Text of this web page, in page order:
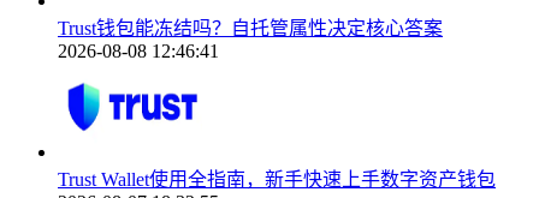
Trust钱包能冻结吗？自托管属性决定核心答案
2026-08-08 12:46:41
Trust Wallet使用全指南，新手快速上手数字资产钱包